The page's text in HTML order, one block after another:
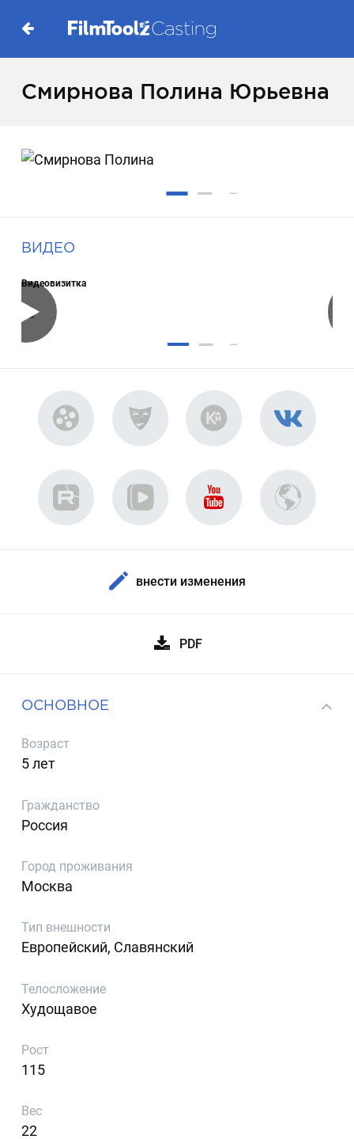
Смирнова Полина Юрьевна
ВИДЕО
Видеовизитка
внести изменения
PDF
ОСНОВНОЕ
Возраст
5 лет
Гражданство
Россия
Город проживания
Москва
Тип внешности
Европейский, Славянский
Телосложение
Худощавое
Рост
115
Вес
22